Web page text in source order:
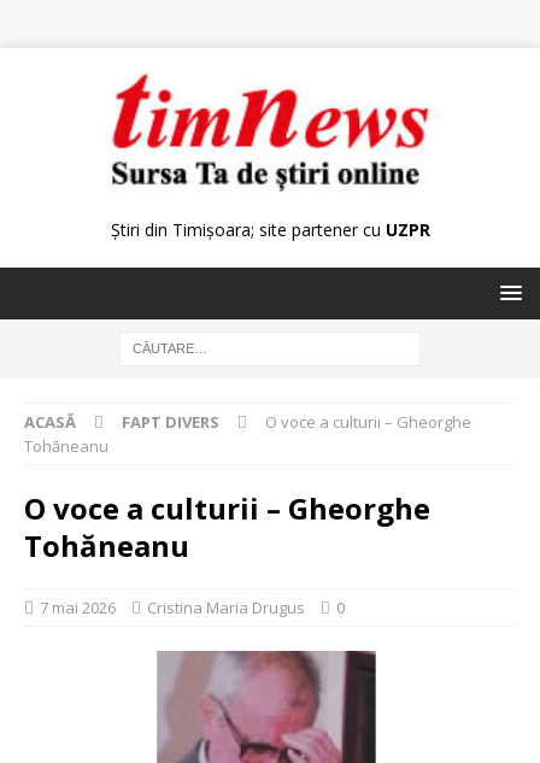
Știri din Timișoara; site partener cu UZPR
ACASĂ FAPT DIVERS
O voce a culturii – Gheorghe
Tohăneanu
O voce a culturii – Gheorghe
Tohăneanu
7 mai 2026 Cristina Maria Drugus 0